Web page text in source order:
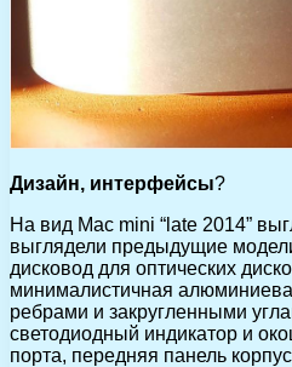
Дизайн, интерфейсы?
На вид Mac mini “late 2014”
выглядели предыдущие
дисковод для оптических
минималистичная
ребрами и закругленными
светодиодный индикатор и
порта, передняя панель